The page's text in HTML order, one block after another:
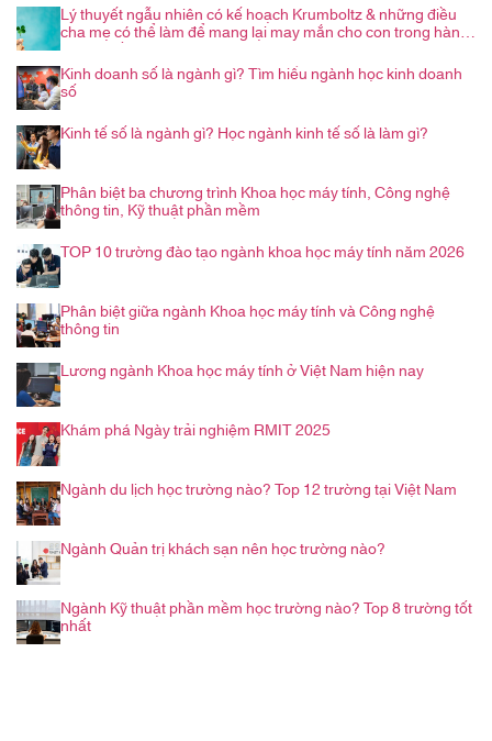
Lý thuyết ngẫu nhiên có kế hoạch Krumboltz & những điều
cha mẹ có thể làm để mang lại may mắn cho con trong hành
trình nghề nghiệp
Kinh doanh số là ngành gì? Tìm hiểu ngành học kinh doanh
số
Kinh tế số là ngành gì? Học ngành kinh tế số là làm gì?
Phân biệt ba chương trình Khoa học máy tính, Công nghệ
thông tin, Kỹ thuật phần mềm
TOP 10 trường đào tạo ngành khoa học máy tính năm 2026
Phân biệt giữa ngành Khoa học máy tính và Công nghệ
thông tin
Lương ngành Khoa học máy tính ở Việt Nam hiện nay
Khám phá Ngày trải nghiệm RMIT 2025
Ngành du lịch học trường nào? Top 12 trường tại Việt Nam
Ngành Quản trị khách sạn nên học trường nào?
Ngành Kỹ thuật phần mềm học trường nào? Top 8 trường tốt
nhất